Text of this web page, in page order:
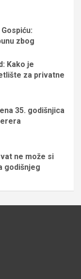
zbog
Kako je
za privatne
35. godišnjica
ne može si
godišnjeg